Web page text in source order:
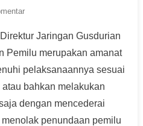
Jaringan Gusdurian
Pemilu merupakan amanat
pelaksanaannya sesuai
bahkan melakukan
dengan mencederai
penundaan pemilu